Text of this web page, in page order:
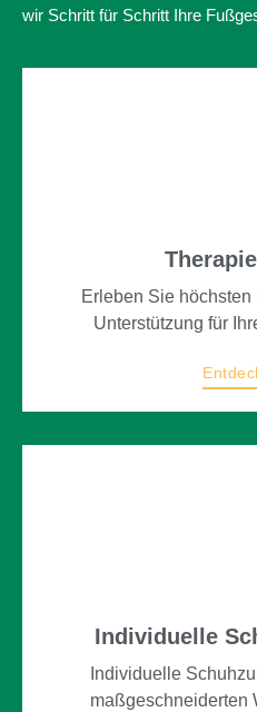
wir Schritt für Schritt Ihre
Erleben Sie
Unterstützung für
Bewegungsfreiheit
Individuelle
Individuelle
maßgeschneiderten